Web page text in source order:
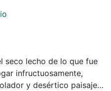
seco lecho de lo que fue
infructuosamente,
y desértico paisaje,